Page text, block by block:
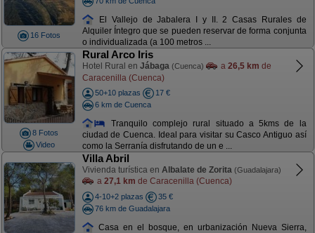
16 Fotos
El Vallejo de Jabalera I y II. 2 Casas Rurales de
Alquiler Íntegro que se pueden reservar de forma conjunta
o individualizada (a 100 metros ...
8 Fotos
Video
Rural Arco Iris
Hotel Rural en Jábaga (Cuenca) a 26,5 km de
Caracenilla (Cuenca)
50+10 plazas
17 €
6 km de Cuenca
Tranquilo complejo rural situado a 5kms de la
ciudad de Cuenca. Ideal para visitar su Casco Antiguo así
como la Serranía disfrutando de un e ...
Villa Abril
Vivienda turística en Albalate de Zorita (Guadalajara)
a 27,1 km de Caracenilla (Cuenca)
4-10+2 plazas
35 €
76 km de Guadalajara
Casa en el bosque, en urbanización Nueva Sierra,